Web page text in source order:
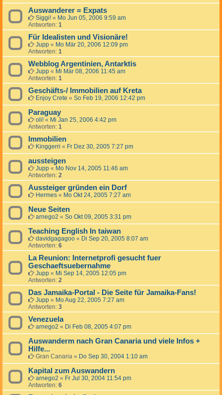
Auswanderer = Expats
Siggi! « Mo Jun 05, 2006 9:59 am
Antworten: 1
Für Idealisten und Visionäre!
Jupp « Mo Mär 20, 2006 12:09 pm
Antworten: 1
Webblog Argentinien, Antarktis
Jupp « Mi Mär 08, 2006 11:45 am
Antworten: 1
Geschäfts-/ Immobilien auf Kreta
Enjoy Crete « So Feb 19, 2006 12:42 pm
Paraguay
oli! « Mi Jan 25, 2006 4:42 pm
Antworten: 1
Immobilien
Kinggerri « Fr Dez 30, 2005 7:27 pm
aussteigen
Jupp « Mo Nov 14, 2005 11:46 am
Antworten: 2
Aussteiger gründen ein Dorf
Hermes « Mo Okt 24, 2005 7:27 am
Neue Seiten
arnego2 « So Okt 09, 2005 3:31 pm
Teaching English In taiwan
davidgagagoo « Di Sep 20, 2005 8:07 am
Antworten: 6
La Reunion: Internetprofi gesucht fuer
Geschaeftsuebernahme
Jupp « Mi Sep 14, 2005 12:05 pm
Antworten: 2
Das Jamaika-Portal - Die Seite für Jamaika-Fans!
Jupp « Mo Aug 22, 2005 7:27 am
Antworten: 3
Venezuela
arnego2 « Di Feb 08, 2005 4:07 pm
Auswanderm nach Gran Canaria und viele Infos +
Hilfe...
Gran Canaria « Do Sep 30, 2004 1:10 am
Kapital zum Auswandern
arnego2 « Fr Jul 30, 2004 11:54 pm
Antworten: 6